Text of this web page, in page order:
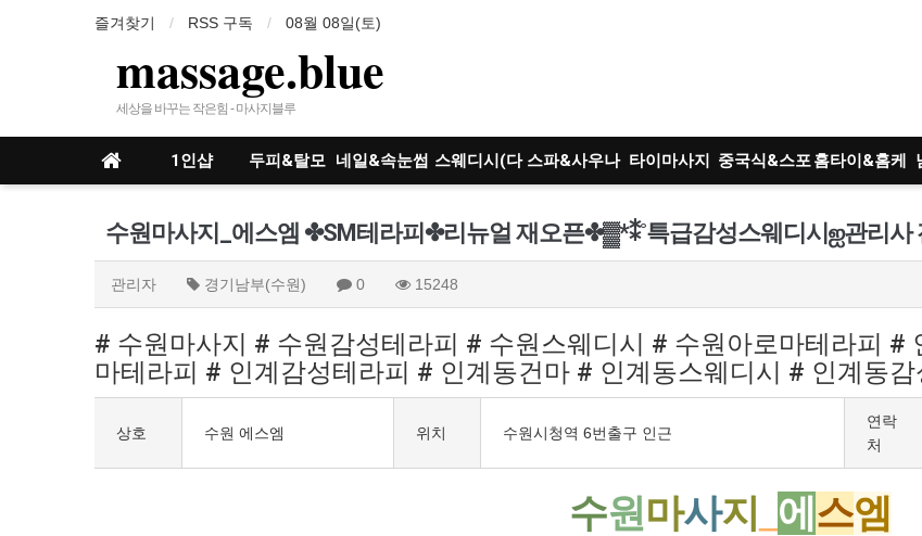
즐겨찾기 RSS 구독 08월 08일(토)
massage.blue
세상을 바꾸는 작은힘 - 마사지블루
1인샵 두피&탈모 네일&속눈썹 스웨디시(다 스파&사우나 타이마사지 중국식&스포홈타이&홈케
수원마사지_에스엠 ✤SM테라피✤리뉴얼 재오픈✤▓*⁑​˚특급감성스웨디시ஐ관리사
관리자 경기남부(수원) 0 15248
# 수원마사지 # 수원감성테라피 # 수원스웨디시 # 수원아로마테라피 #
마테라피 # 인계감성테라피 # 인계동건마 # 인계동스웨디시 # 인계동
상호 수원 에스엠 위치 수원시청역 6번출구 인근
연락
처
수원마사지 에 스엠